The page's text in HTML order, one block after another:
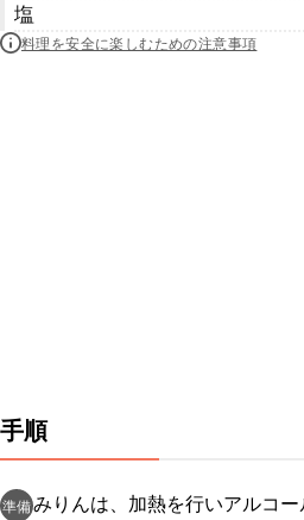
塩
料理を安全に楽しむための注意事項
手順
準備みりんは、加熱を行いアルコ